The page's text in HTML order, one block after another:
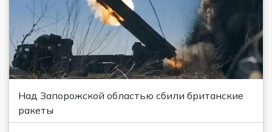
Над Запорожской областью сбили британские
ракеты